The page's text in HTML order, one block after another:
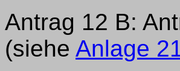
Antrag 12 B:
(siehe Anlage